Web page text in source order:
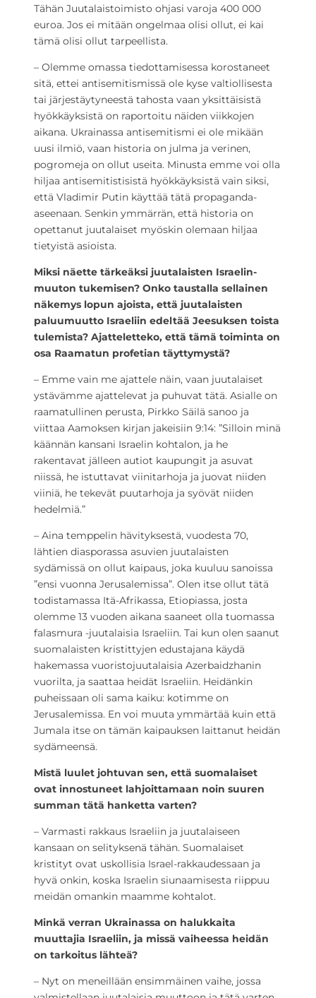
Tähän Juutalaistoimisto ohjasi varoja 400 000
euroa. Jos ei mitään ongelmaa olisi ollut, ei kai
tämä olisi ollut tarpeellista.
– Olemme omassa tiedottamisessa korostaneet
sitä, ettei antisemitismissä ole kyse valtiollisesta
tai järjestäytyneestä tahosta vaan yksittäisistä
hyökkäyksistä on raportoitu näiden viikkojen
aikana. Ukrainassa antisemitismi ei ole mikään
uusi ilmiö, vaan historia on julma ja verinen,
pogromeja on ollut useita. Minusta emme voi olla
hiljaa antisemitistisistä hyökkäyksistä vain siksi,
että Vladimir Putin käyttää tätä propaganda-
aseenaan. Senkin ymmärrän, että historia on
opettanut juutalaiset myöskin olemaan hiljaa
tietyistä asioista.
Miksi näette tärkeäksi juutalaisten Israelin-
muuton tukemisen? Onko taustalla sellainen
näkemys lopun ajoista, että juutalaisten
paluumuutto Israeliin edeltää Jeesuksen toista
tulemista? Ajatteletteko, että tämä toiminta on
osa Raamatun profetian täyttymystä?
– Emme vain me ajattele näin, vaan juutalaiset
ystävämme ajattelevat ja puhuvat tätä. Asialle on
raamatullinen perusta, Pirkko Säilä sanoo ja
viittaa Aamoksen kirjan jakeisiin 9:14: ”Silloin minä
käännän kansani Israelin kohtalon, ja he
rakentavat jälleen autiot kaupungit ja asuvat
niissä, he istuttavat viinitarhoja ja juovat niiden
viiniä, he tekevät puutarhoja ja syövät niiden
hedelmiä.”
– Aina temppelin hävityksestä, vuodesta 70,
lähtien diasporassa asuvien juutalaisten
sydämissä on ollut kaipaus, joka kuuluu sanoissa
”ensi vuonna Jerusalemissa”. Olen itse ollut tätä
todistamassa Itä-Afrikassa, Etiopiassa, josta
olemme 13 vuoden aikana saaneet olla tuomassa
falasmura -juutalaisia Israeliin. Tai kun olen saanut
suomalaisten kristittyjen edustajana käydä
hakemassa vuoristojuutalaisia Azerbaidzhanin
vuorilta, ja saattaa heidät Israeliin. Heidänkin
puheissaan oli sama kaiku: kotimme on
Jerusalemissa. En voi muuta ymmärtää kuin että
Jumala itse on tämän kaipauksen laittanut heidän
sydämeensä.
Mistä luulet johtuvan sen, että suomalaiset
ovat innostuneet lahjoittamaan noin suuren
summan tätä hanketta varten?
– Varmasti rakkaus Israeliin ja juutalaiseen
kansaan on selityksenä tähän. Suomalaiset
kristityt ovat uskollisia Israel-rakkaudessaan ja
hyvä onkin, koska Israelin siunaamisesta riippuu
meidän omankin maamme kohtalot.
Minkä verran Ukrainassa on halukkaita
muuttajia Israeliin, ja missä vaiheessa heidän
on tarkoitus lähteä?
– Nyt on meneillään ensimmäinen vaihe, jossa